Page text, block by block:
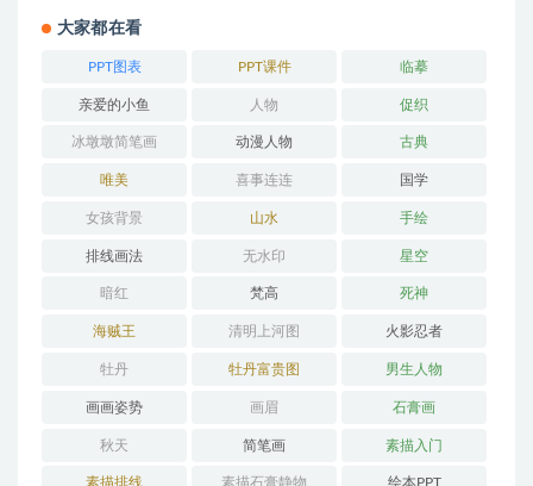
大家都在看
PPT图表 PPT课件 临摹
亲爱的小鱼 人物 促织
冰墩墩简笔画 动漫人物 古典
唯美 喜事连连 国学
女孩背景 山水 手绘
排线画法 无水印 星空
暗红 梵高 死神
海贼王 清明上河图 火影忍者
牡丹 牡丹富贵图 男生人物
画画姿势 画眉 石膏画
秋天 简笔画 素描入门
素描排线 素描石膏静物 绘本PPT